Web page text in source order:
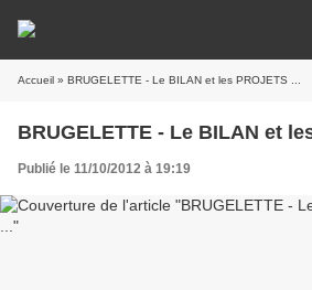
Accueil » BRUGELETTE - Le BILAN et les PROJETS ...
BRUGELETTE - Le BILAN et
Publié le 11/10/2012 à 19:19